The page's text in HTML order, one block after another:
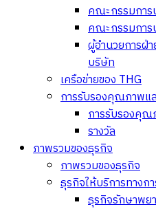
คณะกรรมการ
คณะกรรมการ
ผู้อำนวยการฝ่
บริษัท
เครือข่ายของ THG
การรับรองคุณภาพแ
การรับรองคุ
รางวัล
ภาพรวมของธุรกิจ
ภาพรวมของธุรกิจ
ธุรกิจให้บริการทางก
ธุรกิจรักษาพย